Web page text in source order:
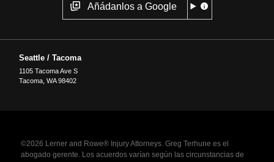
Añádanlos a Google
Seattle / Tacoma
1105 Tacoma Ave S
Tacoma ,WA 98402
©2026 Lerner and Rowe® Injury Attorneys. Greg Terhune es el
abogado gerente. Los acuerdos varían según las circunstancias de